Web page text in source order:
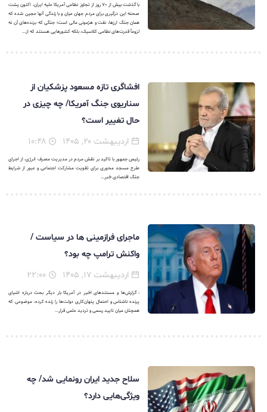
با گذشت بیش از ۷۰ روز از تجاوز نظامی آمریکا علیه ایران، اکنون پشت
صحنه این درگیری برای مردم جهان عیان و با زندگی آنها عجین شده که
همان جنگ ارزها، نفت و هژمونی مالی است؛ جنگی که برنده‌های آن نه
لزوماً قدرت‌های نظامی کلاسیک، بلکه کشورهایی هستند که از...
افشاگری تازه مسعود پزشکیان از
سناریوی جنگ آمریکا/ چه چیزی در
حال تغییر است؟
اردیبهشت ۲۰, ۱۴۰۵
رئیس جمهور با تاکید بر نقش مردم در مدیریت مصرف انرژی، از اجرای
طرح مسجد محوری برای تقویت مشارکت اجتماعی و عبور از شرایط
جنگ اقتصادی خبر...
ماجرای فرازمینی ها در سیاست /
واکنش ترامپ چه بود؟
اردیبهشت ۱۷, ۱۴۰۵
: گزارش‌ها و مستندهای اخیر در آمریکا بار دیگر بحث درباره اشیای
پرنده ناشناس و احتمال پنهان‌کاری دولت‌ها را زنده کرده، موضوعی که
همچنان میان تایید رسمی و تردید علمی قرار...
سلاح جدید ایران رونمایی شد/ چه
ویژگی‌هایی دارد؟